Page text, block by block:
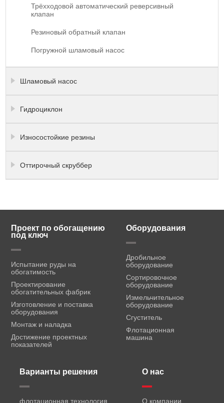
Трёхходовой автоматический реверсивный
клапан
Резиновый обратный клапан
Погружной шламовый насос
Шламовый насос
Гидроциклон
Износостойкие резины
Оттирочный скруббер
Проект по обогащению
под ключ
Испытание руды на
обогатимость
Проектирование
обогатительных фабрик
Изготовление и поставка
оборудования
Монтаж и наладка
Достижение проектных
показателей
Оборудования
Дробильное
оборудование
Сортировочное
оборудование
Измельчительное
оборудование
Сгуститель
Флотационная
машина
Варианты решения
флотационная технология
О нас
О компании